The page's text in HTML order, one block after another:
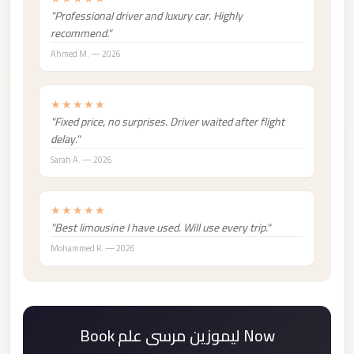
"Professional driver and luxury car. Highly
recommend."
Ahmed M. — 2026
★★★★★
"Fixed price, no surprises. Driver waited after flight
delay."
Sarah A. — 2026
★★★★★
"Best limousine I have used. Will use every trip."
Mohammed K. — 2026
Book ليموزين مرسى علم Now
Madinaty
Limousine
Madinaty
Limousine
Limousine
Service
Limousine
Limousine
Luxor